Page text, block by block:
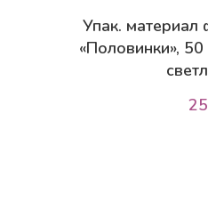
Упак. материал
«Половинки»,